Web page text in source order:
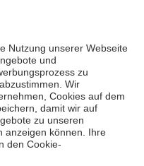
Struktur
arbeiten